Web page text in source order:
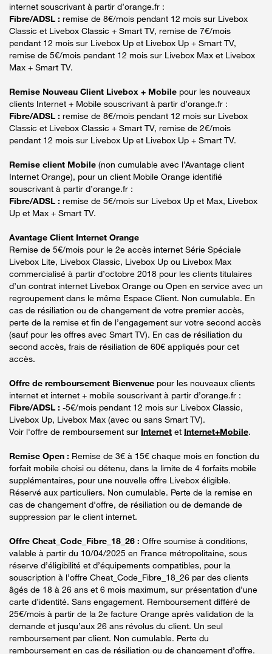
internet souscrivant à partir d’orange.fr :
Fibre/ADSL : remise de 8€/mois pendant 12 mois sur Livebox
Classic et Livebox Classic + Smart TV, remise de 7€/mois
pendant 12 mois sur Livebox Up et Livebox Up + Smart TV,
remise de 5€/mois pendant 12 mois sur Livebox Max et Livebox
Max + Smart TV.
Remise Nouveau Client Livebox + Mobile pour les nouveaux
clients Internet + Mobile souscrivant à partir d’orange.fr :
Fibre/ADSL : remise de 8€/mois pendant 12 mois sur Livebox
Classic et Livebox Classic + Smart TV, remise de 2€/mois
pendant 12 mois sur Livebox Up et Livebox Up + Smart TV.
Remise client Mobile (non cumulable avec l’Avantage client
Internet Orange), pour un client Mobile Orange identifié
souscrivant à partir d’orange.fr :
Fibre/ADSL : remise de 5€/mois sur Livebox Up et Max, Livebox
Up et Max + Smart TV.
Avantage Client Internet Orange
Remise de 5€/mois pour le 2e accès internet Série Spéciale
Livebox Lite, Livebox Classic, Livebox Up ou Livebox Max
commercialisé à partir d’octobre 2018 pour les clients titulaires
d’un contrat internet Livebox Orange ou Open en service avec un
regroupement dans le même Espace Client. Non cumulable. En
cas de résiliation ou de changement de votre premier accès,
perte de la remise et fin de l’engagement sur votre second accès
(sauf pour les offres avec Smart TV). En cas de résiliation du
second accès, frais de résiliation de 60€ appliqués pour cet
accès.
Offre de remboursement Bienvenue pour les nouveaux clients
internet et internet + mobile souscrivant à partir d’orange.fr :
Fibre/ADSL : -5€/mois pendant 12 mois sur Livebox Classic,
Livebox Up, Livebox Max (avec ou sans Smart TV).
Voir l'offre de remboursement sur Internet et Internet+Mobile.
Remise Open : Remise de 3€ à 15€ chaque mois en fonction du
forfait mobile choisi ou détenu, dans la limite de 4 forfaits mobile
supplémentaires, pour une nouvelle offre Livebox éligible.
Réservé aux particuliers. Non cumulable. Perte de la remise en
cas de changement d'offre, de résiliation ou de demande de
suppression par le client internet.
Offre Cheat_Code_Fibre_18_26 : Offre soumise à conditions,
valable à partir du 10/04/2025 en France métropolitaine, sous
réserve d’éligibilité et d’équipements compatibles, pour la
souscription à l’offre Cheat_Code_Fibre_18_26 par des clients
âgés de 18 à 26 ans et 6 mois maximum, sur présentation d’une
carte d’identité. Sans engagement. Remboursement différé de
25€/mois à partir de la 2e facture Orange après validation de la
demande et jusqu’aux 26 ans révolus du client. Un seul
remboursement par client. Non cumulable. Perte du
remboursement en cas de résiliation ou de changement d’offre.